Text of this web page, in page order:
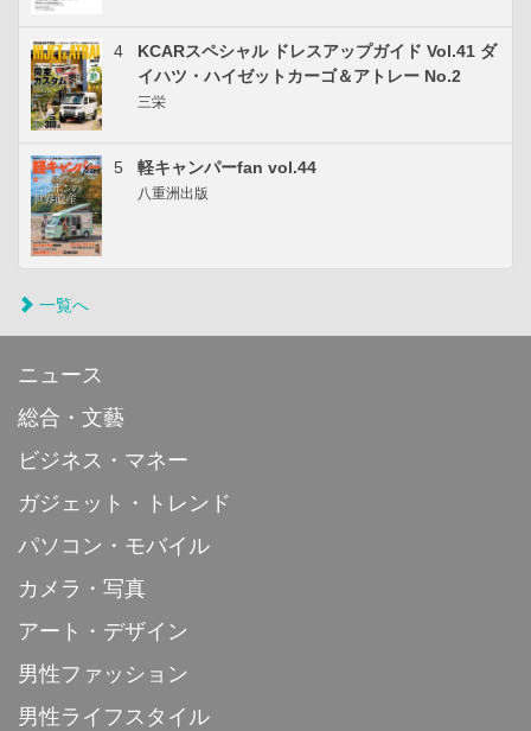
4
KCARスペシャル ドレスアップガイド Vol.41 ダ
イハツ・ハイゼットカーゴ＆アトレー No.2
三栄
5 軽キャンパーfan vol.44
八重洲出版
一覧へ
ニュース
総合・文藝
ビジネス・マネー
ガジェット・トレンド
パソコン・モバイル
カメラ・写真
アート・デザイン
男性ファッション
男性ライフスタイル